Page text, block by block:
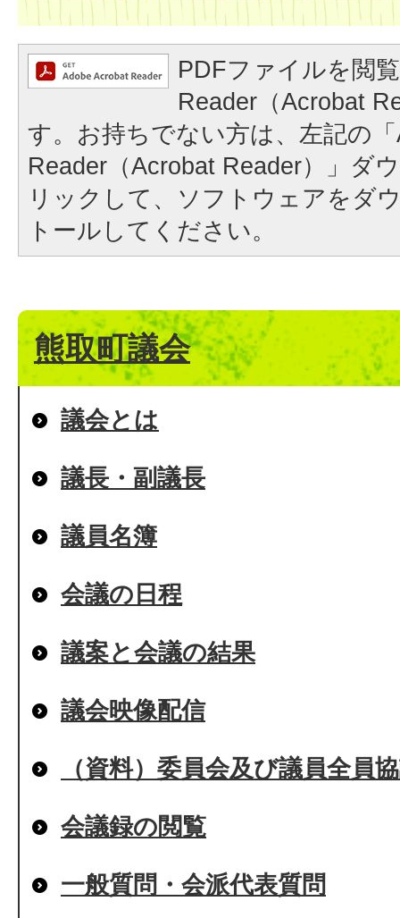
PDFファイルを閲
Reader（Acrobat
す。お持ちでない方は、左記の
Reader（Acrobat Reader）」ダ
リックして、ソフトウェアをダ
トールしてください。
熊取町議会
議会とは
議長・副議長
議員名簿
会議の日程
議案と会議の結果
議会映像配信
（資料）委員会及び議員全員
会議録の閲覧
一般質問・会派代表質問